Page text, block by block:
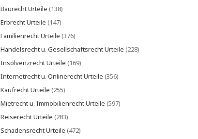
Baurecht Urteile (138)
Erbrecht Urteile (147)
Familienrecht Urteile (376)
Handelsrecht u. Gesellschaftsrecht Urteile (228)
Insolvenzrecht Urteile (169)
Internetrecht u. Onlinerecht Urteile (356)
Kaufrecht Urteile (255)
Mietrecht u. Immobilienrecht Urteile (597)
Reiserecht Urteile (283)
Schadensrecht Urteile (472)